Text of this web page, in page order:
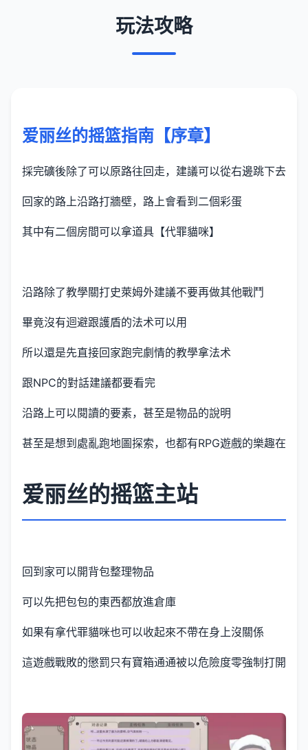
玩法攻略
爱丽丝的摇篮指南【序章】
採完礦後除了可以原路往回走，建議可以從右邊跳下去
回家的路上沿路打牆壁，路上會看到二個彩蛋
其中有二個房間可以拿道具【代罪貓咪】
沿路除了教學關打史萊姆外建議不要再做其他戰鬥
畢竟沒有迴避跟護盾的法术可以用
所以還是先直接回家跑完劇情的教學拿法术
跟NPC的對話建議都要看完
沿路上可以閱讀的要素，甚至是物品的說明
甚至是想到處亂跑地圖探索，也都有RPG遊戲的樂趣在
爱丽丝的摇篮主站
回到家可以開背包整理物品
可以先把包包的東西都放進倉庫
如果有拿代罪貓咪也可以收起來不帶在身上沒關係
這遊戲戰敗的懲罰只有寶箱通通被以危險度零強制打開